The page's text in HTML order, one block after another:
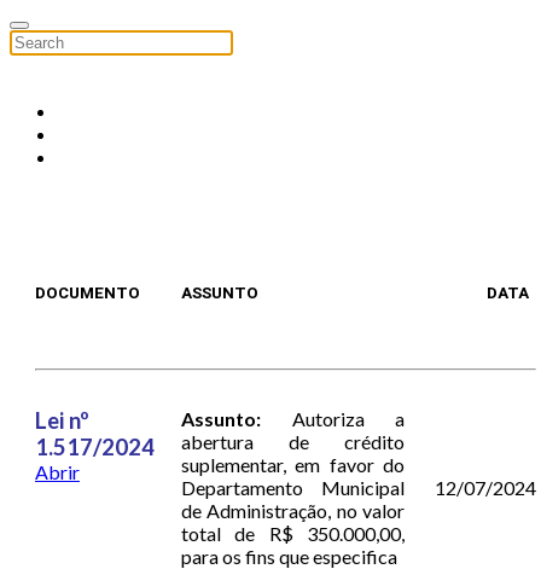
DOCUMENTO ASSUNTO DATA
Lei nº
1.517/2024
Abrir
Assunto: Autoriza a
abertura de crédito
suplementar, em favor do
Departamento Municipal
de Administração, no valor
total de R$ 350.000,00,
para os fins que especifica
12/07/2024